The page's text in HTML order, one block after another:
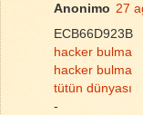
Anonimo 27
ECB66D923B
hacker bulma
hacker bulma
tütün dünyası
-